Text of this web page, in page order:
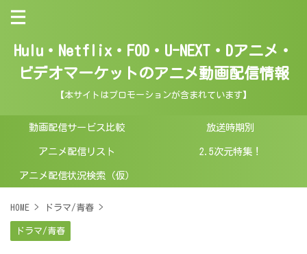
Hulu・Netflix・FOD・U-NEXT・Dアニメ・
ビデオマーケットのアニメ動画配信情報
【本サイトはプロモーションが含まれています】
動画配信サービス比較 放送時期別
アニメ配信リスト 2.5次元特集！
アニメ配信状況検索（仮）
HOME > ドラマ/青春 >
ドラマ/青春